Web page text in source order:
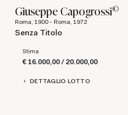
Giuseppe Capogrossi©
Roma, 1900 - Roma, 1972
Senza Titolo
Stima
€ 16.000,00 / 20.000,00
DETTAGLIO LOTTO